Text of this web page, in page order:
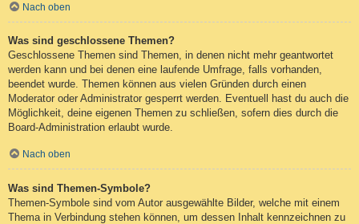
Nach oben
Was sind geschlossene Themen?
Geschlossene Themen sind Themen, in denen nicht mehr geantwortet
werden kann und bei denen eine laufende Umfrage, falls vorhanden,
beendet wurde. Themen können aus vielen Gründen durch einen
Moderator oder Administrator gesperrt werden. Eventuell hast du auch die
Möglichkeit, deine eigenen Themen zu schließen, sofern dies durch die
Board-Administration erlaubt wurde.
Nach oben
Was sind Themen-Symbole?
Themen-Symbole sind vom Autor ausgewählte Bilder, welche mit einem
Thema in Verbindung stehen können, um dessen Inhalt kennzeichnen zu